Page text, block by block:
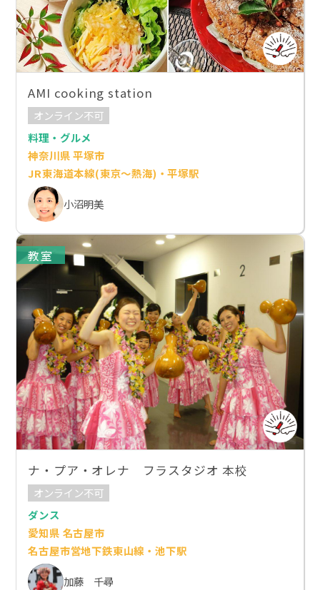
AMI cooking station
オンライン不可
料理・グルメ
神奈川県 平塚市
JR東海道本線(東京～熱海)・平塚駅
小沼明美
教室
ナ・プア・オレナ フラスタジオ 本校
オンライン不可
ダンス
愛知県 名古屋市
名古屋市営地下鉄東山線・池下駅
加藤 千尋